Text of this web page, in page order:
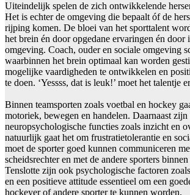
Uiteindelijk spelen de zich ontwikkelende
Het is echter de omgeving die bepaalt óf de
rijping komen. De bloei van het sporttalent
het brein én door opgedane ervaringen én door
omgeving. Coach, ouder en sociale omgeving
waarbinnen het brein optimaal kan worden
mogelijke vaardigheden te ontwikkelen en
te doen. ‘Yessss, dat is leuk!’ moet het talentje
Binnen teamsporten zoals voetbal en hockey
motoriek, bewegen en handelen. Daarnaast
neuropsychologische functies zoals inzicht en
natuurlijk gaat het om frustratietolerantie en
moet de sporter goed kunnen communiceren
scheidsrechter en met de andere sporters
Tenslotte zijn ook psychologische factoren
en een positieve attitude essentieel om een
hockeyer of andere sporter te kunnen worden.